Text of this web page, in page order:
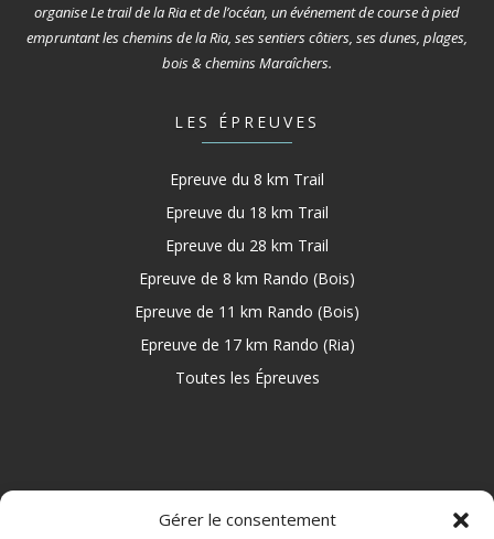
Gérer le consentement
organise Le trail de la Ria et de l’océan, un événement de course à pied
empruntant les chemins de la Ria, ses sentiers côtiers, ses dunes, plages,
bois & chemins Maraîchers.
LES ÉPREUVES
Epreuve du 8 km Trail
Epreuve du 18 km Trail
Epreuve du 28 km Trail
Epreuve de 8 km Rando (Bois)
Epreuve de 11 km Rando (Bois)
Epreuve de 17 km Rando (Ria)
Toutes les Épreuves
NAVIGATION